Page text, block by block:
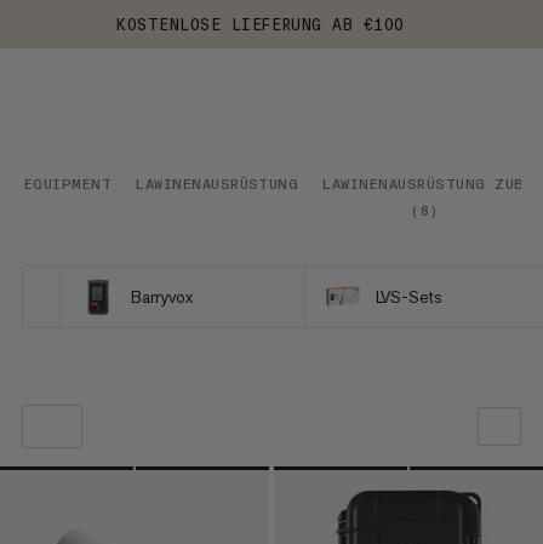
KOSTENLOSE LIEFERUNG AB €100
EQUIPMENT LAWINENAUSRÜSTUNG
LAWINENAUSRÜSTUNG
( 8 )
Barryvox LVS-Sets
UNSERE EMPFEHLUNG
NIEDRIGSTER PREIS